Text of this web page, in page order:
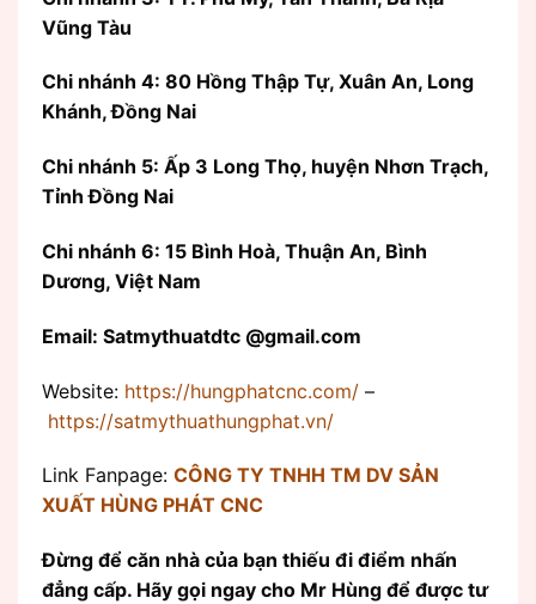
Vũng Tàu
Chi nhánh 4: 80 Hồng Thập Tự, Xuân An, Long
Khánh, Đồng Nai
Chi nhánh 5: Ấp 3 Long Thọ, huyện Nhơn Trạch,
Tỉnh Đồng Nai
Chi nhánh 6: 15 Bình Hoà, Thuận An, Bình
Dương, Việt Nam
Email: Satmythuatdtc @gmail.com
Website: https://hungphatcnc.com/ –
https://satmythuathungphat.vn/
Link Fanpage: CÔNG TY TNHH TM DV SẢN
XUẤT HÙNG PHÁT CNC
Đừng để căn nhà của bạn thiếu đi điểm nhấn
đẳng cấp. Hãy gọi ngay cho Mr Hùng để được tư